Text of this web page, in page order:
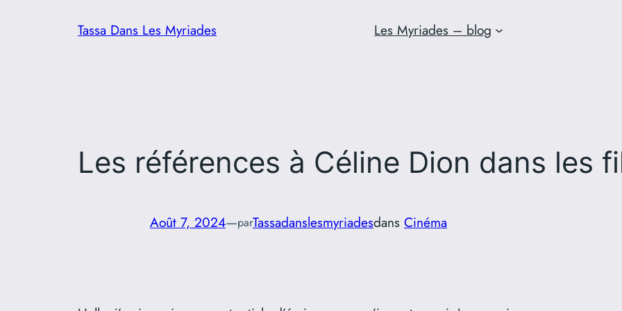
Tassa Dans Les Myriades Les Myriades – blog
Les références à Céline Dion dans les
Août 7, 2024—parTassadanslesmyriadesdans Cinéma